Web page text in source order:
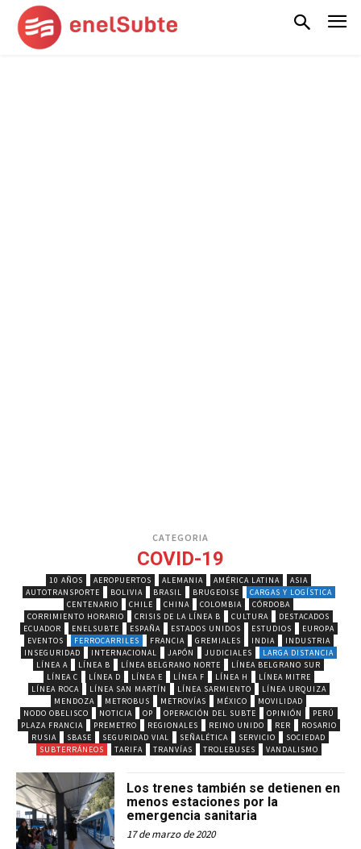
CATEGORIA
COVID-19
10 AÑOS AEROPUERTOS ALEMANIA AMÉRICA LATINA
ASIA
AUTOTRANSPORTE
BOLIVIA BRASIL BRUGEOISE
CARGAS Y LOGÍSTICA
CENTENARIO
CHILE CHINA COLOMBIA
CÓRDOBA
CORRIMIENTO HORARIO
CRISIS DE LA LÍNEA B CULTURA
DESTACADOS
ECUADOR
ENELSUBTE ESPAÑA ESTADOS UNIDOS ESTUDIOS
EUROPA
EVENTOS
FERROCARRILES FRANCIA GREMIALES INDIA
INDUSTRIA
INSEGURIDAD
INTERNACIONAL JAPÓN JUDICIALES
LARGA DISTANCIA
LÍNEA A
LÍNEA B LÍNEA BELGRANO NORTE
LÍNEA BELGRANO SUR
LÍNEA C
LÍNEA D LÍNEA E LÍNEA F LÍNEA H
LÍNEA MITRE
LÍNEA ROCA
LÍNEA SAN MARTÍN LÍNEA SARMIENTO
LÍNEA URQUIZA
MENDOZA
METROBUS METROVÍAS MÉXICO
MOVILIDAD
NODO OBELISCO
NOTICIA OP OPERACIÓN DEL SUBTE OPINIÓN
PERÚ
PLAZA FRANCIA
PREMETRO REGIONALES REINO UNIDO RER
ROSARIO
RUSIA
SBASE SEGURIDAD VIAL SEÑALÉTICA SERVICIO
SOCIEDAD
SUBTERRÁNEOS
TARIFA TRANVÍAS TROLEBUSES VANDALISMO
Los trenes también se detienen en
menos estaciones por la
emergencia sanitaria
17 de marzo de 2020